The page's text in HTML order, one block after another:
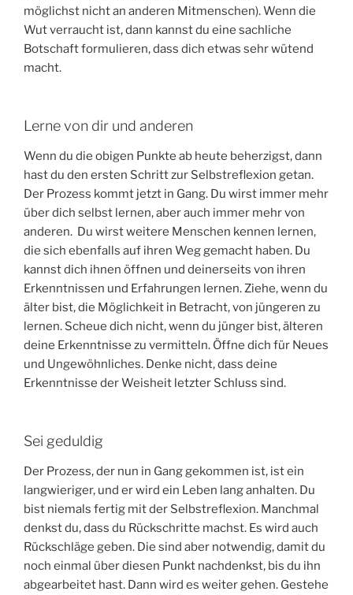
möglichst nicht an anderen Mitmenschen). Wenn die
Wut verraucht ist, dann kannst du eine sachliche
Botschaft formulieren, dass dich etwas sehr wütend
macht.
Lerne von dir und anderen
Wenn du die obigen Punkte ab heute beherzigst, dann
hast du den ersten Schritt zur Selbstreflexion getan.
Der Prozess kommt jetzt in Gang. Du wirst immer mehr
über dich selbst lernen, aber auch immer mehr von
anderen. Du wirst weitere Menschen kennen lernen,
die sich ebenfalls auf ihren Weg gemacht haben. Du
kannst dich ihnen öffnen und deinerseits von ihren
Erkenntnissen und Erfahrungen lernen. Ziehe, wenn du
älter bist, die Möglichkeit in Betracht, von jüngeren zu
lernen. Scheue dich nicht, wenn du jünger bist, älteren
deine Erkenntnisse zu vermitteln. Öffne dich für Neues
und Ungewöhnliches. Denke nicht, dass deine
Erkenntnisse der Weisheit letzter Schluss sind.
Sei geduldig
Der Prozess, der nun in Gang gekommen ist, ist ein
langwieriger, und er wird ein Leben lang anhalten. Du
bist niemals fertig mit der Selbstreflexion. Manchmal
denkst du, dass du Rückschritte machst. Es wird auch
Rückschläge geben. Die sind aber notwendig, damit du
noch einmal über diesen Punkt nachdenkst, bis du ihn
abgearbeitet hast. Dann wird es weiter gehen. Gestehe